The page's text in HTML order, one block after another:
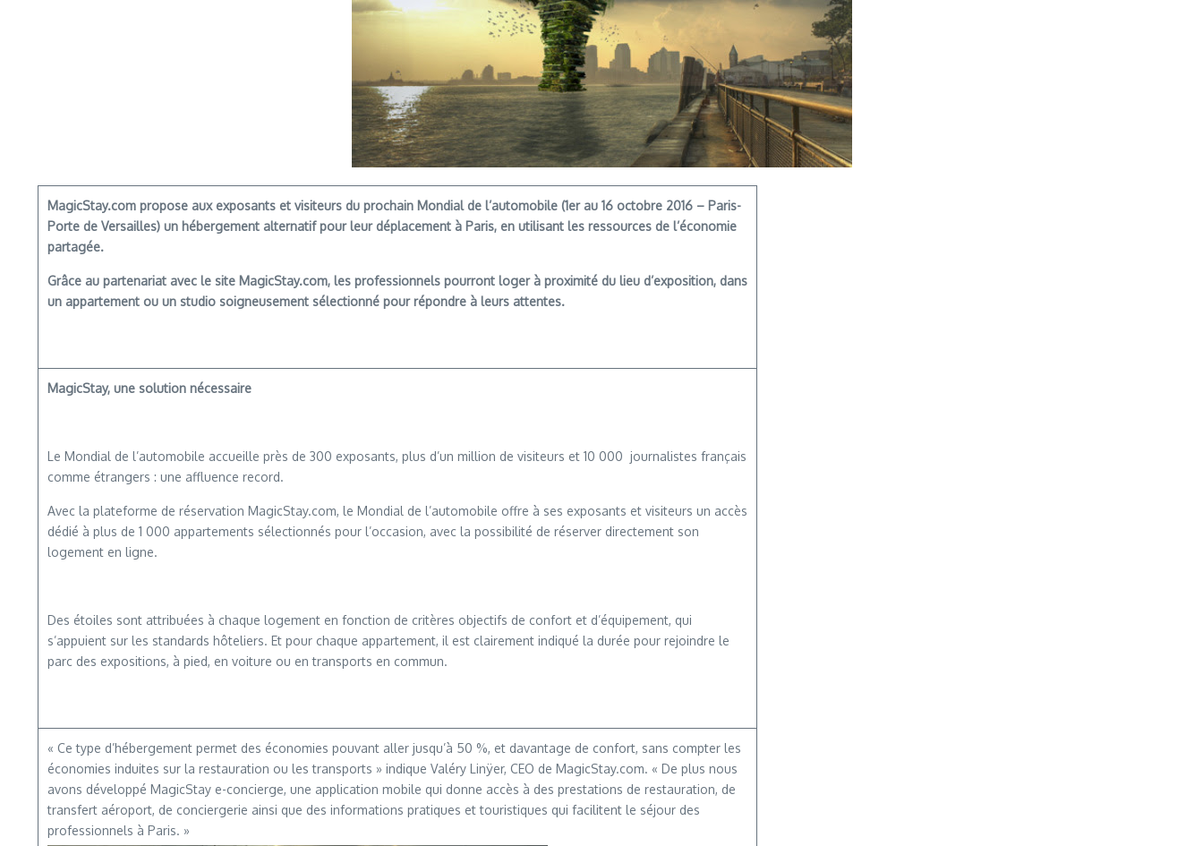
MagicStay.com propose aux exposants et visiteurs du prochain Mondial de l’automobile (1er au 16 octobre 2016 – Paris-
Porte de Versailles) un hébergement alternatif pour leur déplacement à Paris, en utilisant les ressources de l’économie
partagée.
Grâce au partenariat avec le site MagicStay.com, les professionnels pourront loger à proximité du lieu d’exposition, dans
un appartement ou un studio soigneusement sélectionné pour répondre à leurs attentes.
MagicStay, une solution nécessaire
Le Mondial de l’automobile accueille près de 300 exposants, plus d’un million de visiteurs et 10 000 journalistes français
comme étrangers : une affluence record.
Avec la plateforme de réservation MagicStay.com, le Mondial de l’automobile offre à ses exposants et visiteurs un accès
dédié à plus de 1 000 appartements sélectionnés pour l’occasion, avec la possibilité de réserver directement son
logement en ligne.
Des étoiles sont attribuées à chaque logement en fonction de critères objectifs de confort et d’équipement, qui
s’appuient sur les standards hôteliers. Et pour chaque appartement, il est clairement indiqué la durée pour rejoindre le
parc des expositions, à pied, en voiture ou en transports en commun.
« Ce type d’hébergement permet des économies pouvant aller jusqu’à 50 %, et davantage de confort, sans compter les
économies induites sur la restauration ou les transports » indique Valéry Linÿer, CEO de MagicStay.com. « De plus nous
avons développé MagicStay e-concierge, une application mobile qui donne accès à des prestations de restauration, de
transfert aéroport, de conciergerie ainsi que des informations pratiques et touristiques qui facilitent le séjour des
professionnels à Paris. »